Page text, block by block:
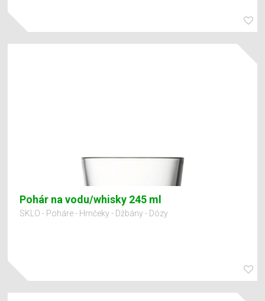
Pohár na vodu/whisky 245 ml
SKLO - Poháre - Hrnčeky - Džbány - Dózy